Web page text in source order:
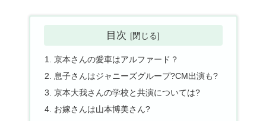
目次
京本さんの愛車はアルファード？
息子さんはジャニーズグループ?CM出演も?
京本大我さんの学校と共演については?
お嫁さんは山本博美さん?